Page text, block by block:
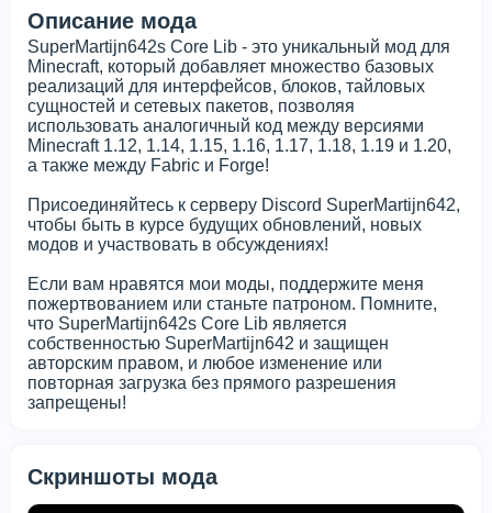
Описание мода
SuperMartijn642s Core Lib - это уникальный мод для
Minecraft, который добавляет множество базовых
реализаций для интерфейсов, блоков, тайловых
сущностей и сетевых пакетов, позволяя
использовать аналогичный код между версиями
Minecraft 1.12, 1.14, 1.15, 1.16, 1.17, 1.18, 1.19 и 1.20,
а также между Fabric и Forge!
Присоединяйтесь к серверу Discord SuperMartijn642,
чтобы быть в курсе будущих обновлений, новых
модов и участвовать в обсуждениях!
Если вам нравятся мои моды, поддержите меня
пожертвованием или станьте патроном. Помните,
что SuperMartijn642s Core Lib является
собственностью SuperMartijn642 и защищен
авторским правом, и любое изменение или
повторная загрузка без прямого разрешения
запрещены!
Скриншоты мода